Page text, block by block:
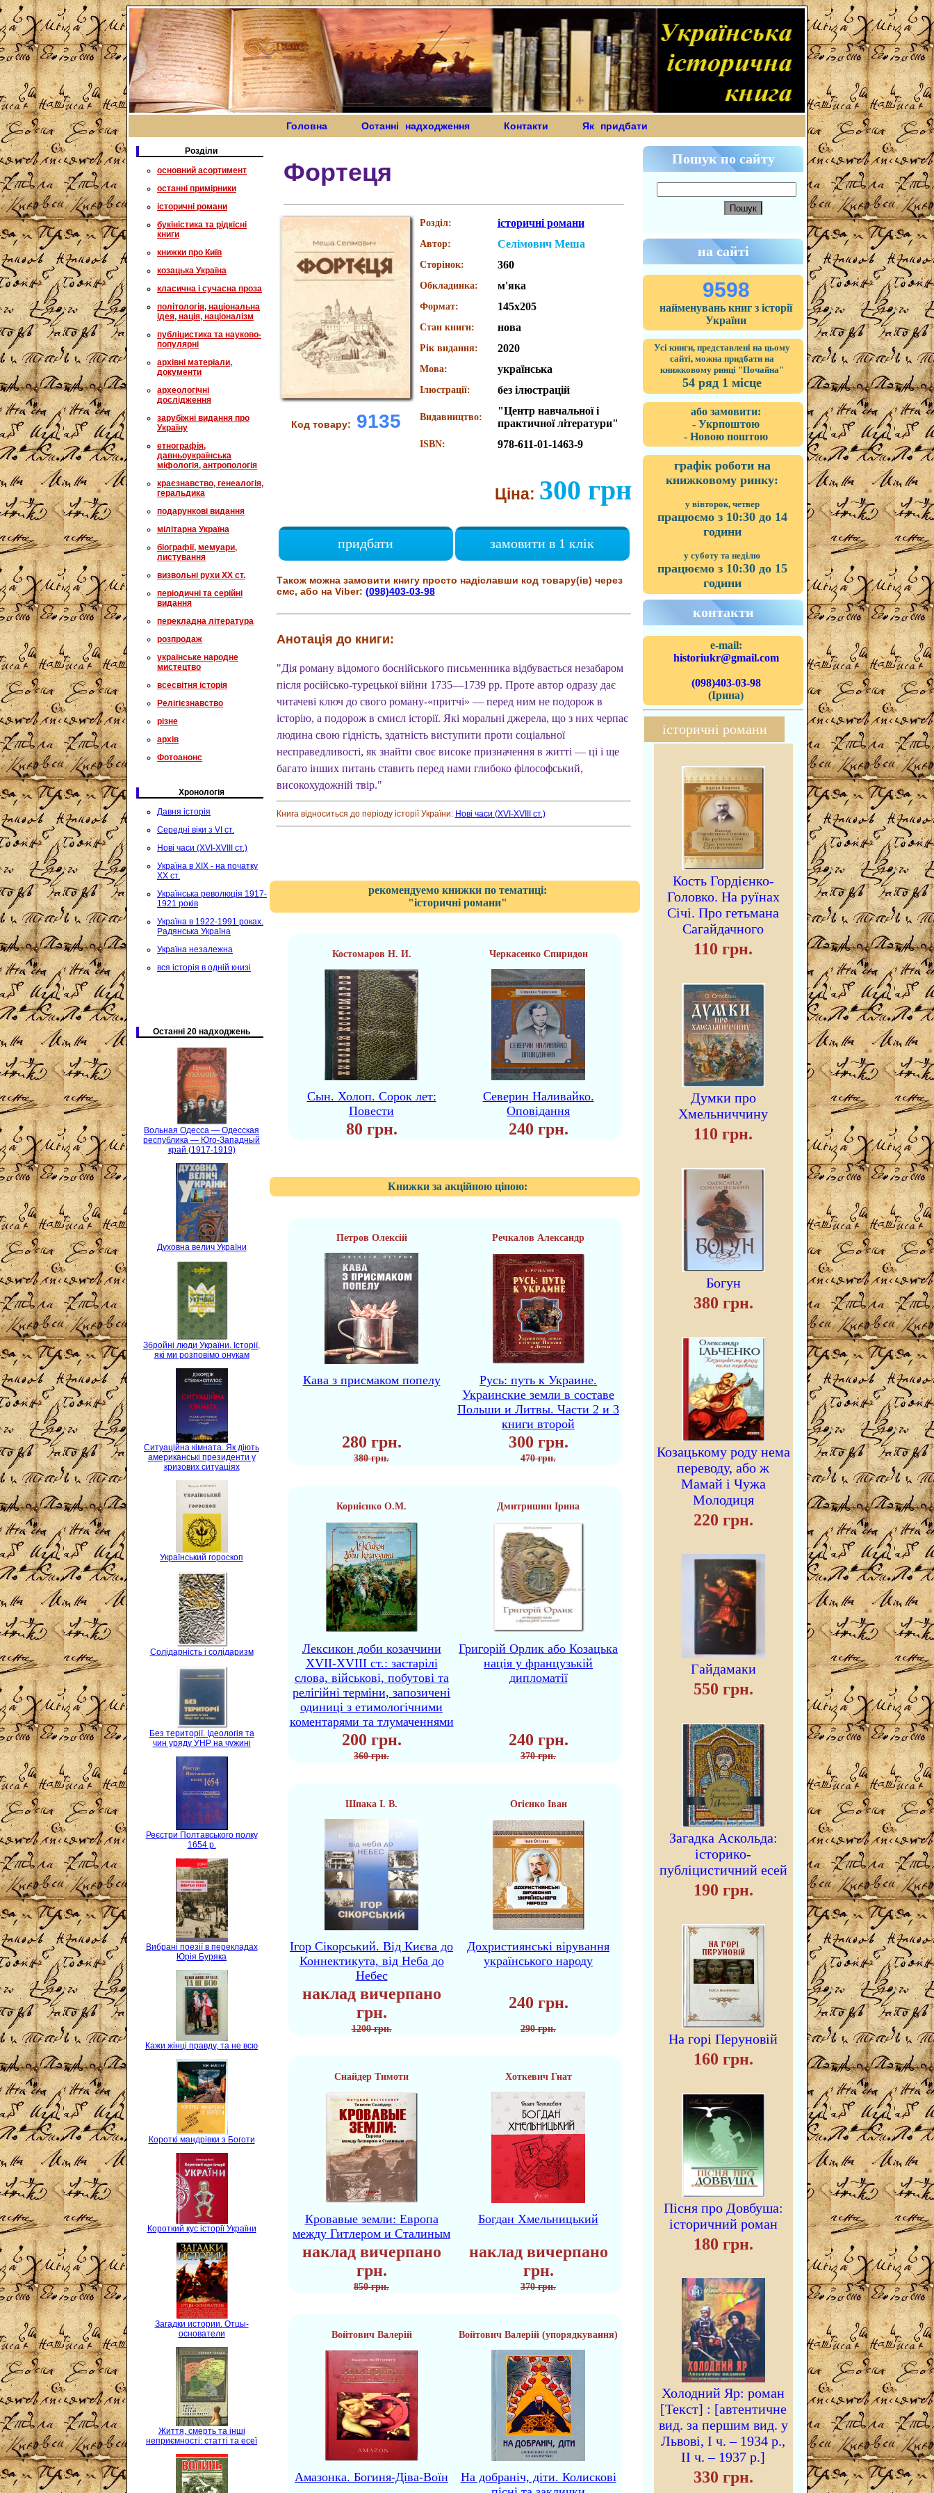
Головна Останні надходження Контакти Як придбати
Розділи
основний асортимент
останні примірники
історичні романи
букіністика та рідкісні
книги
книжки про Київ
козацька Україна
класична і сучасна проза
політологія, національна
ідея, нація, націоналізм
публіцистика та науково-
популярні
архівні матеріали,
документи
археологічні
дослідження
зарубіжні видання про
Україну
етнографія,
давньоукраїнська
міфологія, антропологія
краєзнавство, генеалогія,
геральдика
подарункові видання
мілітарна Україна
біографії, мемуари,
листування
визвольні рухи XX ст.
періодичні та серійні
видання
перекладна література
розпродаж
українське народне
мистецтво
всесвітня історія
Релігієзнавство
різне
архів
Фотоанонс
Хронологія
Давня історія
Середні віки з VI ст.
Нові часи (XVI-XVIII ст.)
Україна в XIX - на початку
XX ст.
Українська революція 1917-
1921 років
Україна в 1922-1991 роках.
Радянська Україна
Україна незалежна
вся історія в одній книзі
Останні 20 надходжень
Вольная Одесса — Одесская
республика — Юго-Западный
край (1917-1919)
Духовна велич України
Збройні люди України. Історії,
які ми розповімо онукам
Ситуаційна кімната. Як діють
американські президенти у
кризових ситуаціях
Український гороскоп
Солідарність і солідаризм
Без території. Ідеологія та
чин уряду УНР на чужині
Реєстри Полтавського полку
1654 р.
Вибрані поезії в перекладах
Юрія Буряка
Кажи жінці правду, та не всю
Короткі мандрівки з Боготи
Короткий кус історії України
Загадки истории. Отцы-
основатели
Життя, смерть та інші
неприємності: статті та есеї
Фортеця
Код товару: 9135
Розділ: історичні романи
Автор: Селімович Меша
Сторінок: 360
Обкладинка: м'яка
Формат: 145х205
Стан книги: нова
Рік видання: 2020
Мова: українська
Ілюстрації: без ілюстрацій
Видавництво:
"Центр навчальної і
практичної літератури"
ISBN: 978-611-01-1463-9
Ціна: 300 грн
придбати замовити в 1 клік
Також можна замовити книгу просто надіславши код товару(ів) через
смс, або на Viber: (098)403-03-98
Анотація до книги:
"Дія роману відомого боснійського письменника відбувається незабаром
після російсько-турецької війни 1735—1739 рр. Проте автор одразу дає
читачеві ключ до свого роману-«притчі» — перед ним не подорож в
історію, а подорож в смисл історії. Які моральні джерела, що з них черпає
людина свою гідність, здатність виступити проти соціальної
несправедливості, як знайти своє високе призначення в житті — ці і ще
багато інших питань ставить перед нами глибоко філософський,
високохудожній твір."
Книга відноситься до періоду історії України: Нові часи (XVI-XVIII ст.)
рекомендуемо книжки по тематиці:
"історичні романи"
Костомаров Н. И. Черкасенко Спиридон
Сын. Холоп. Сорок лет:
Повести
Северин Наливайко.
Оповідання
80 грн. 240 грн.
Книжки за акційною ціною:
Петров Олексій Речкалов Александр
Кава з присмаком попелу
Русь: путь к Украине.
Украинские земли в составе
Польши и Литвы. Части 2 и 3
книги второй
280 грн. 300 грн.
380 грн. 470 грн.
Корнієнко О.М. Дмитришин Ірина
Лексикон доби козаччини
XVII-XVIII ст.: застарілі
слова, військові, побутові та
релігійні терміни, запозичені
одиниці з етимологічними
коментарями та тлумаченнями
Григорій Орлик або Козацька
нація у французькій
дипломатії
200 грн. 240 грн.
360 грн. 370 грн.
Шпака І. В. Огієнко Іван
Ігор Сікорський. Від Києва до
Коннектикута, від Неба до
Небес
Дохристиянські вірування
українського народу
наклад вичерпано
грн.
240 грн.
1200 грн. 290 грн.
Снайдер Тимоти Хоткевич Гнат
Кровавые земли: Европа
между Гитлером и Сталиным
Богдан Хмельницький
наклад вичерпано
грн.
наклад вичерпано
грн.
850 грн. 370 грн.
Войтович Валерій Войтович Валерій (упорядкування)
Амазонка. Богиня-Діва-Воїн
На добраніч, діти. Колискові
Пошук по сайту
на сайті
9598
найменувань книг з історії
України
Усі книги, представлені на цьому
сайті, можна придбати на
книжковому ринці "Почайна"
54 ряд 1 місце
або замовити:
- Укрпоштою
- Новою поштою
графік роботи на
книжковому ринку:
у вівторок, четвер
працюємо з 10:30 до 14
години
у суботу та неділю
працюємо з 10:30 до 15
години
контакти
e-mail:
historiukr@gmail.com
(098)403-03-98
(Ірина)
історичні романи
Кость Гордієнко-
Головко. На руїнах
Січі. Про гетьмана
Сагайдачного
110 грн.
Думки про
Хмельниччину
110 грн.
Богун
380 грн.
Козацькому роду нема
переводу, або ж
Мамай і Чужа
Молодиця
220 грн.
Гайдамаки
550 грн.
Загадка Аскольда:
історико-
публіцистичний есей
190 грн.
На горі Перуновій
160 грн.
Пісня про Довбуша:
історичний роман
180 грн.
Холодний Яр: роман
[Текст] : [автентичне
вид. за першим вид. у
Львові, І ч. – 1934 р.,
II ч. – 1937 р.]
330 грн.